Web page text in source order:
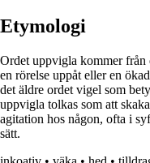
Etymologi
Ordet uppvigla kommer
en rörelse uppåt eller en
det äldre ordet vigel som
uppvigla tolkas som att
agitation hos någon, ofta i
sätt.